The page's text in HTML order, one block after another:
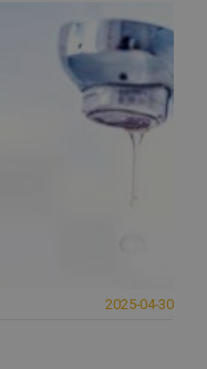
2025-04-30